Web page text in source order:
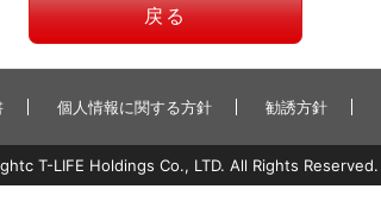
戻る
個人情報に関する方針 勧誘方針
T-LIFE Holdings Co., LTD. All Rights Reserved.